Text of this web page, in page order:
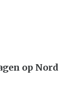
op Nord